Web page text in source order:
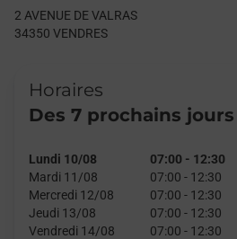
2 AVENUE DE VALRAS
34350 VENDRES
Horaires
Des 7 prochains jours
Lundi 10/08 07:00 - 12:30
Mardi 11/08
07:00 - 12:30
Mercredi 12/08
07:00 - 12:30
Jeudi 13/08
07:00 - 12:30
Vendredi 14/08
07:00 - 12:30